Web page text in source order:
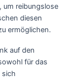
um reibungslose
diesen
ermöglichen.
auf den
für das
sich